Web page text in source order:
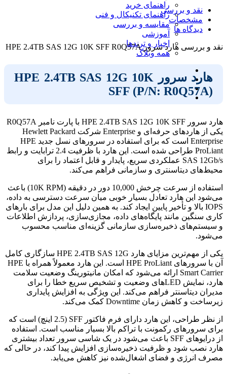
راهنمای خرید
راهنمای تکنیکال و فنی
مقایسه و بررسی
آموزشی
اخبار و ترندها
همه وبلاگ
نقد و بررسی
مشخصات
دیدگاه ها
نقد و بررسی هارد سرور HPE 2.4TB SAS 12G 10K SFF R0Q57A
هارد سرور HPE 2.4TB SAS 12G 10K
SFF (P/N: R0Q57A)
هارد سرور HPE 2.4TB SAS 12G 10K SFF با پارت نامبر R0Q57A
یکی از هاردهای حرفه‌ای و Enterprise شرکت Hewlett Packard
Enterprise است که برای استفاده در سرورهای نسل جدید HPE
ProLiant طراحی شده است. این هارد با ظرفیت 2.4 ترابایت و رابط
SAS 12Gb/s عملکردی سریع، پایدار و قابل اعتماد را برای
محیط‌های دیتاسنتری و سازمانی فراهم می‌کند.
استفاده از سرعت چرخش 10,000 دور در دقیقه (10K RPM) باعث
می‌شود این هارد تعادل بسیار خوبی میان سرعت دسترسی به داده،
IOPS بالا و تأخیر پایین ایجاد کند. به همین دلیل این مدل برای بارهای
کاری سنگین مانند پایگاه‌های داده، مجازی‌سازی، پردازش اطلاعات
و سیستم‌های ذخیره‌سازی سازمانی گزینه‌ای مناسب محسوب
می‌شود.
یکی از مهم‌ترین مزایای هارد HPE 2.4TB SAS 12G سازگاری کامل
آن با سرورهای HPE ProLiant است. این هارد معمولاً همراه با HPE
Smart Carrier ارائه می‌شود که امکان مانیتورینگ وضعیت سلامت
هارد، نمایش LEDهای وضعیت و تشخیص سریع خطا را برای
مدیران دیتاسنتر فراهم می‌کند. این ویژگی به افزایش پایداری
زیرساخت و کاهش زمان Downtime کمک می‌کند.
از نظر طراحی، این هارد دارای فرم فاکتور SFF (2.5 اینچ) است که
برای سرورهای رکمونت با تراکم بالا بسیار مناسب است. استفاده
از درایوهای SFF باعث می‌شود در یک شاسی سرور تعداد بیشتری
هارد نصب شود و ظرفیت ذخیره‌سازی افزایش پیدا کند، در حالی که
مصرف انرژی و فضای اشغال‌شده نیز کاهش می‌یابد.